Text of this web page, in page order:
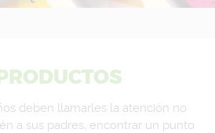
PRODUCTOS
deben llamarles la atención no
a sus padres, encontrar un punto